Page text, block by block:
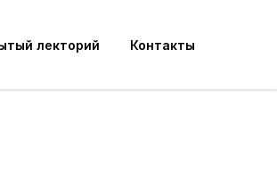
лекторий Контакты